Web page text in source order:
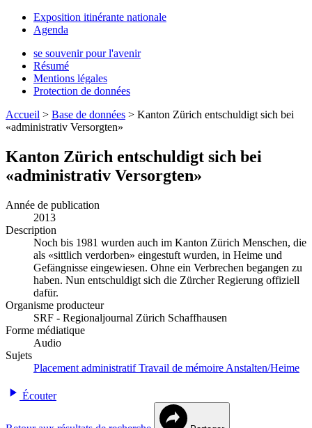
Exposition itinérante nationale
Agenda
se souvenir pour l'avenir
Résumé
Mentions légales
Protection de données
Accueil > Base de données > Kanton Zürich entschuldigt sich bei
«administrativ Versorgten»
Kanton Zürich entschuldigt sich bei
«administrativ Versorgten»
Année de publication
2013
Description
Noch bis 1981 wurden auch im Kanton Zürich Menschen, die
als «sittlich verdorben» eingestuft wurden, in Heime und
Gefängnisse eingewiesen. Ohne ein Verbrechen begangen zu
haben. Nun entschuldigt sich die Zürcher Regierung offiziell
dafür.
Organisme producteur
SRF - Regionaljournal Zürich Schaffhausen
Forme médiatique
Audio
Sujets
Placement administratifTravail de mémoire Anstalten/Heime
Écouter